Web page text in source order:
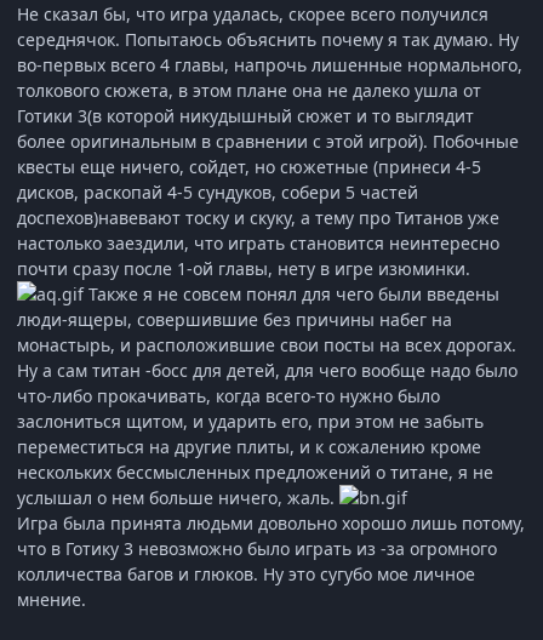
Не сказал бы, что игра удалась, скорее всего получился
середнячок. Попытаюсь объяснить почему я так думаю. Ну
во-первых всего 4 главы, напрочь лишенные нормального,
толкового сюжета, в этом плане она не далеко ушла от
Готики 3(в которой никудышный сюжет и то выглядит
более оригинальным в сравнении с этой игрой). Побочные
квесты еще ничего, сойдет, но сюжетные (принеси 4-5
дисков, раскопай 4-5 сундуков, собери 5 частей
доспехов)навевают тоску и скуку, а тему про Титанов уже
настолько заездили, что играть становится неинтересно
почти сразу после 1-ой главы, нету в игре изюминки.
Также я не совсем понял для чего были введены
люди-ящеры, совершившие без причины набег на
монастырь, и расположившие свои посты на всех дорогах.
Ну а сам титан -босс для детей, для чего вообще надо было
что-либо прокачивать, когда всего-то нужно было
заслониться щитом, и ударить его, при этом не забыть
переместиться на другие плиты, и к сожалению кроме
нескольких бессмысленных предложений о титане, я не
услышал о нем больше ничего, жаль.
Игра была принята людьми довольно хорошо лишь потому,
что в Готику 3 невозможно было играть из -за огромного
колличества багов и глюков. Ну это сугубо мое личное
мнение.